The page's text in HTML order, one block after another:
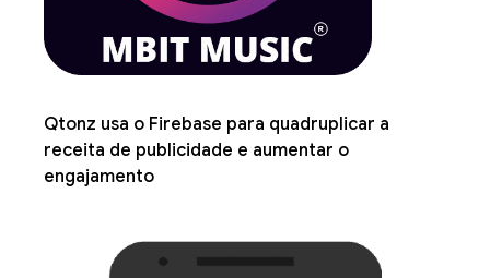
Qtonz usa o Firebase para quadruplicar a
receita de publicidade e aumentar o
engajamento